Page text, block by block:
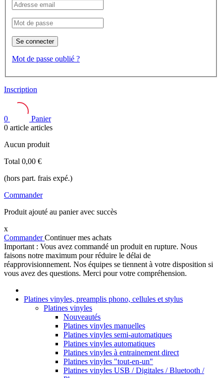
Se connecter
Mot de passe oublié ?
Inscription
0
Panier
0 article articles
Aucun produit
Total 0,00 €
(hors part. frais expé.)
Commander
Produit ajouté au panier avec succès
x
CommanderContinuer mes achats
Important : Vous avez commandé un produit en rupture. Nous
faisons notre maximum pour réduire le délai de
réapprovisionnement. Nos équipes se tiennent à votre disposition si
vous avez des questions. Merci pour votre compréhension.
Platines vinyles, preamplis phono, cellules et stylus
Platines vinyles
Nouveautés
Platines vinyles manuelles
Platines vinyles semi-automatiques
Platines vinyles automatiques
Platines vinyles à entrainement direct
Platines vinyles "tout-en-un"
Platines vinyles USB / Digitales / Bluetooth /